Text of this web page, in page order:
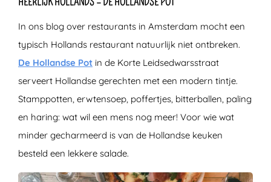
In ons blog over restaurants in Amsterdam mocht een
typisch Hollands restaurant natuurlijk niet ontbreken.
De Hollandse Pot in de Korte Leidsedwarsstraat
serveert Hollandse gerechten met een modern tintje.
Stamppotten, erwtensoep, poffertjes, bitterballen, paling
en haring: wat wil een mens nog meer! Voor wie wat
minder gecharmeerd is van de Hollandse keuken
besteld een lekkere salade.